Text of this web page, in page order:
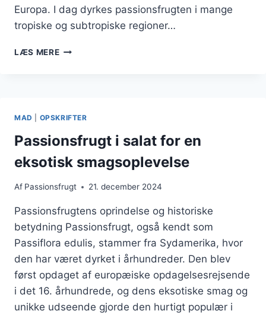
Europa. I dag dyrkes passionsfrugten i mange
tropiske og subtropiske regioner…
LÆS MEREPASSIONSFRUGT
MAD OPSKRIFTER
Passionsfrugt i salat for en
eksotisk smagsoplevelse
Af Passionsfrugt 21. december 2024
Passionsfrugtens oprindelse og historiske
betydning Passionsfrugt, også kendt som
Passiflora edulis, stammer fra Sydamerika, hvor
den har været dyrket i århundreder. Den blev
først opdaget af europæiske opdagelsesrejsende
i det 16. århundrede, og dens eksotiske smag og
unikke udseende gjorde den hurtigt populær i